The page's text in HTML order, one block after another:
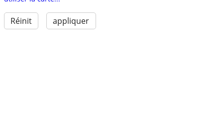
Réinit appliquer